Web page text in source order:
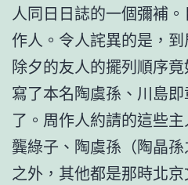
人同日日誌的一個彌補
作人。令人詫異的是，
除夕的友人的擺列順序
寫了本名陶虞孫、川島
了。周作人約請的這些
龔綠子、陶虞孫（陶晶
之外，其他都是那時北